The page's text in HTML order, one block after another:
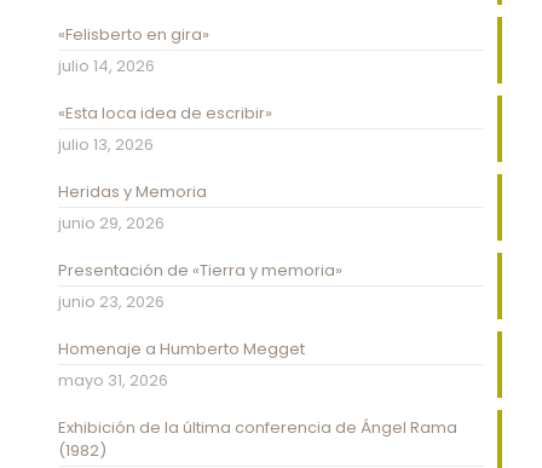
«Felisberto en gira»
julio 14, 2026
«Esta loca idea de escribir»
julio 13, 2026
Heridas y Memoria
junio 29, 2026
Presentación de «Tierra y memoria»
junio 23, 2026
Homenaje a Humberto Megget
mayo 31, 2026
Exhibición de la última conferencia de Ángel Rama
(1982)